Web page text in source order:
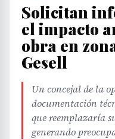
Solicitan
el impacto
obra en
Gesell
Un concejal de la
documentación
que reemplazaría
generando